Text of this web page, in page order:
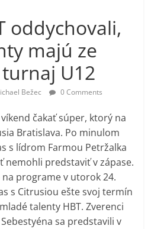
oddychovali,
majú ze
U12
Bežec 0 Comments
čakať súper, ktorý na
Bratislava. Po minulom
s lídrom Farmou Petržalka
nemohli predstaviť v zápase.
programe v utorok 24.
s Citrusiou ešte svoj termín
talenty HBT. Zverenci
sa predstavili v